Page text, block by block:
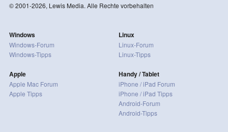
© 2001-2026, Lewis Media. Alle Rechte vorbehalten
Windows
Windows-Forum
Windows-Tipps
Apple
Apple Mac Forum
Apple Tipps
Linux
Linux-Forum
Linux-Tipps
Handy / Tablet
iPhone / iPad Forum
iPhone / iPad Tipps
Android-Forum
Android-Tipps